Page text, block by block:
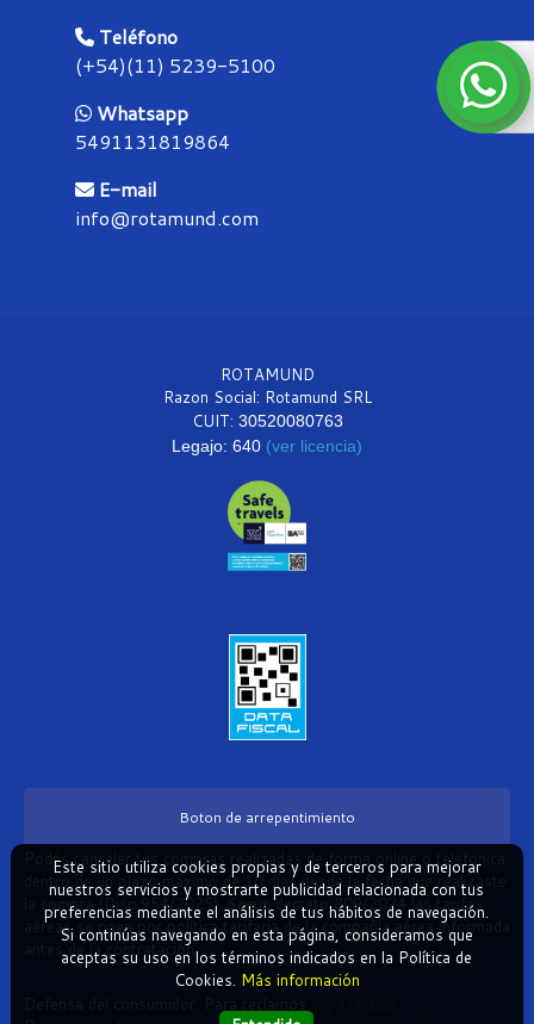
Teléfono
(+54)(11) 5239-5100
Whatsapp
5491131819864
E-mail
info@rotamund.com
ROTAMUND
Razon Social: Rotamund SRL
CUIT: 30520080763
Legajo: 640 (ver licencia)
Boton de arrepentimiento
Podés cancelar tus compras realizadas de forma online o telefonica
dentro de un plazo máximo de 10 días desde la fecha que realizaste
la compra (Disp.954/2025). Según decreto 809/2024 las tarifas
aéreas se rigen por política tarifaria de la compañía aérea informada
antes de la contratación.
Este sitio utiliza cookies propias y de terceros para mejorar
nuestros servicios y mostrarte publicidad relacionada con tus
preferencias mediante el análisis de tus hábitos de navegación.
Si continúas navegando en esta página, consideramos que
aceptas su uso en los términos indicados en la Política de
Cookies. Más información